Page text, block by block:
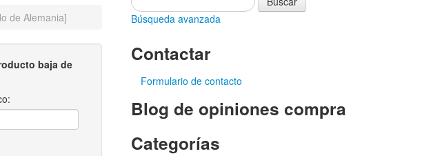
de Alemania]
baja de
Búsqueda avanzada
Contactar
Formulario de contacto
Blog de opiniones compra
Categorías